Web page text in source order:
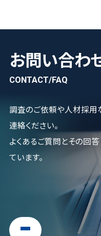
お問い合わ
CONTACT/FAQ
調査のご依頼や人材採用
連絡ください。
よくあるご質問とその回答
ています。